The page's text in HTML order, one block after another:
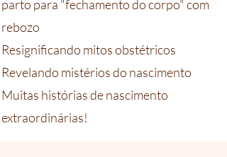
parto para "fechamento do corpo" com
rebozo
Resignificando mitos obstétricos
Revelando mistérios do nascimento
Muitas histórias de nascimento
extraordinárias!